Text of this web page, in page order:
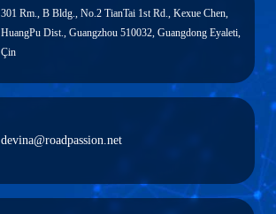
301 Rm., B Bldg., No.2 TianTai 1st Rd., Kexue Chen,
HuangPu Dist., Guangzhou 510032, Guangdong Eyaleti,
Çin
devina@roadpassion.net